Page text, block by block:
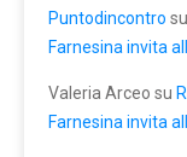
Puntodincontro su
Farnesina invita
Valeria Arceo su
Farnesina invita